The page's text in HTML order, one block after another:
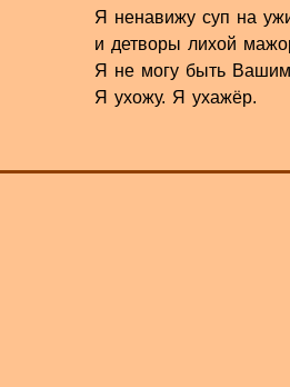
Я ненавижу суп на
и детворы лихой
Я не могу быть
Я ухожу. Я ухажёр.